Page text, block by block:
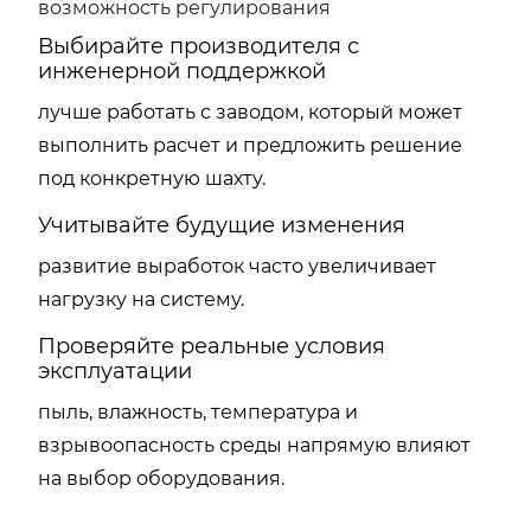
возможность регулирования
Выбирайте производителя с
инженерной поддержкой
лучше работать с заводом, который может
выполнить расчет и предложить решение
под конкретную шахту.
Учитывайте будущие изменения
развитие выработок часто увеличивает
нагрузку на систему.
Проверяйте реальные условия
эксплуатации
пыль, влажность, температура и
взрывоопасность среды напрямую влияют
на выбор оборудования.